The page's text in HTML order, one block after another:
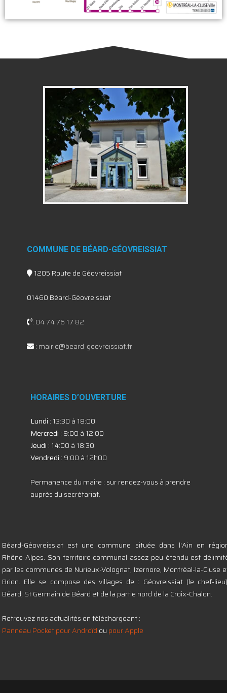
COMMUNE DE BÉARD-GÉOVREISSIAT
1205 Route de Géovreissiat
01460 Béard-Géovreissiat
: 04 74 76 17 82
: mairie@beard-geovreissiat.fr
HORAIRES D’OUVERTURE
Lundi : 13:30 à 18:00
Mercredi : 9:00 à 12:00
Jeudi : 14:00 à 18:30
Vendredi : 9:00 à 12h00
Permanence du maire : sur rendez-vous à prendre
auprès du secrétariat.
Béard-Géovreissiat est une commune située dans l'Ain en
Rhône-Alpes. Son territoire communal assez peu étendu est
par les communes de Nurieux-Volognat, Izernore, Montréal-la-Cluse
Brion. Elle se compose des villages de : Géovreissiat (le chef-
Béard, St Germain de Béard et de la partie nord de la Croix-Chalon.
Retrouvez nos actualités en téléchargeant :
Panneau Pocket pour Androïd ou pour Apple